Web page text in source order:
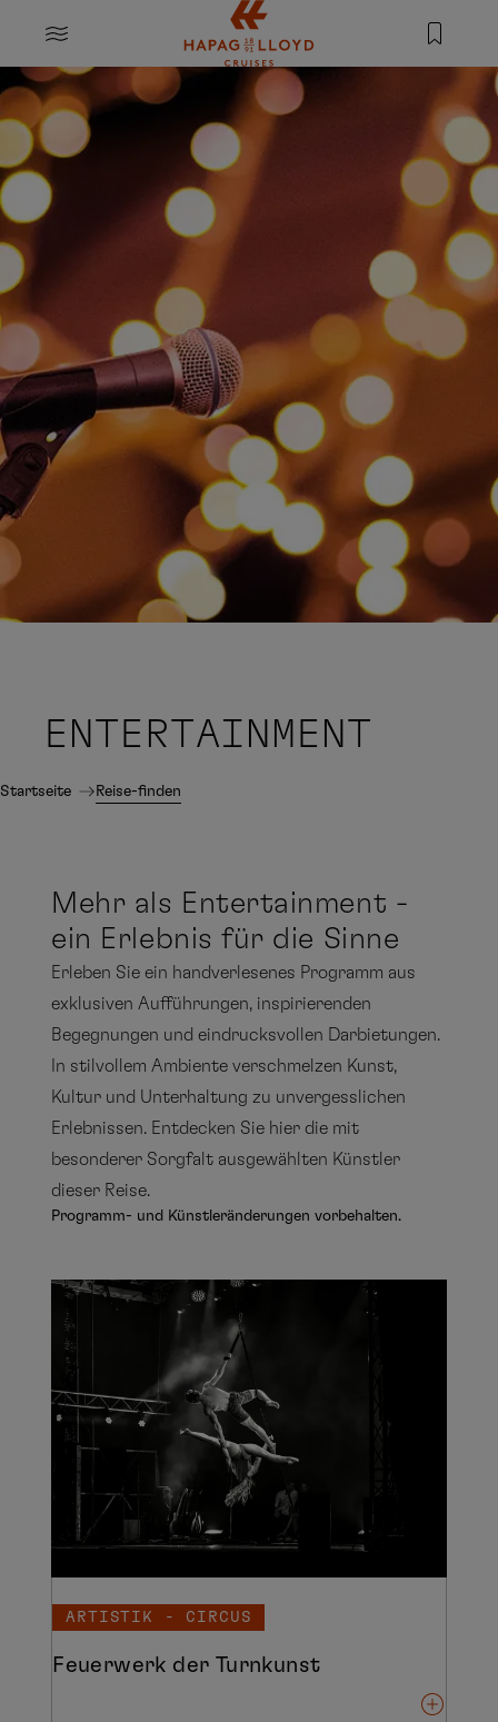
Springe zum Hauptinhalt
MENU
ENTERTAINMENT
Startseite Reise-finden
Mehr als Entertainment -
ein Erlebnis für die Sinne
Erleben Sie ein handverlesenes Programm aus
exklusiven Aufführungen, inspirierenden
Begegnungen und eindrucksvollen Darbietungen.
In stilvollem Ambiente verschmelzen Kunst,
Kultur und Unterhaltung zu unvergesslichen
Erlebnissen. Entdecken Sie hier die mit
besonderer Sorgfalt ausgewählten Künstler
dieser Reise.
Programm- und Künstleränderungen vorbehalten.
ARTISTIK - CIRCUS
Feuerwerk der Turnkunst